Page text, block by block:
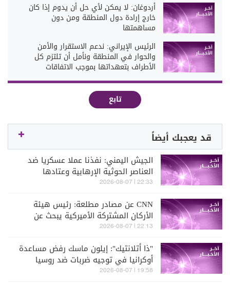
أردوغان: لا يمكن لأي حل أن يدوم إذا كان
خارج إرادة دول المنطقة ومن دون
مساهمتها
الرئيس الإيراني: ندعم الاستقرار والأمن
والحوار في المنطقة ونأمل أن تلتزم كل
الأطراف بتعهداتها بموجب الاتفاقات
تابع
قد يعجبك أيضاً
الجيش اليمني: نفذنا عملا عسكريا ضد
العناصر الحوثية الإرهابية وعتادها
22:33 | 2026-08-07
CNN عن مصادر مطلعة: رئيس هيئة
الأركان المشتركة الأميركية يبحث عن
مخرج من الحرب مع إيران
22:13 | 2026-08-07
"ذا أتلانتيك": إيلون ماسك رفض مساعدة
أوكرانيا في توجيه ضربات ضد روسيا
19:58 | 2026-08-07